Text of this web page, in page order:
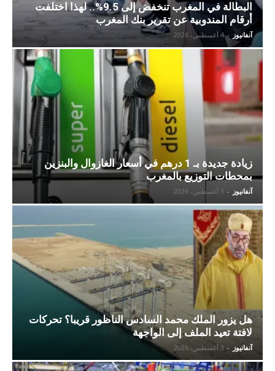
البطالة في المغرب تنخفض إلى 9.5%.. لهذا اختلفت
أرقام المندوبية عن تقرير بنك المغرب
آنفانيوز - 4 أغسطس، 2026
زيادة جديدة بـ 1 درهم في أسعار الغازوال والبنزين
بمحطات التوزيع بالمغرب
آنفانيوز - 3 أغسطس، 2026
هل يزور الملك محمد السادس الناظور قريبا؟ تحركات
لافتة تعيد الملف إلى الواجهة
آنفانيوز - 3 أغسطس، 2026